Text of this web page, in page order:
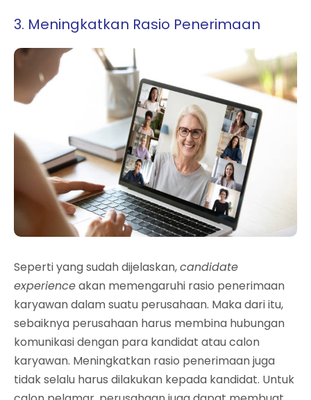
3. Meningkatkan Rasio Penerimaan
Seperti yang sudah dijelaskan,candidate
experienceakan memengaruhi rasio penerimaan
karyawan dalam suatu perusahaan. Maka dari itu,
sebaiknya perusahaan harus membina hubungan
komunikasi dengan para kandidat atau calon
karyawan. Meningkatkan rasio penerimaan juga
tidak selalu harus dilakukan kepada kandidat. Untuk